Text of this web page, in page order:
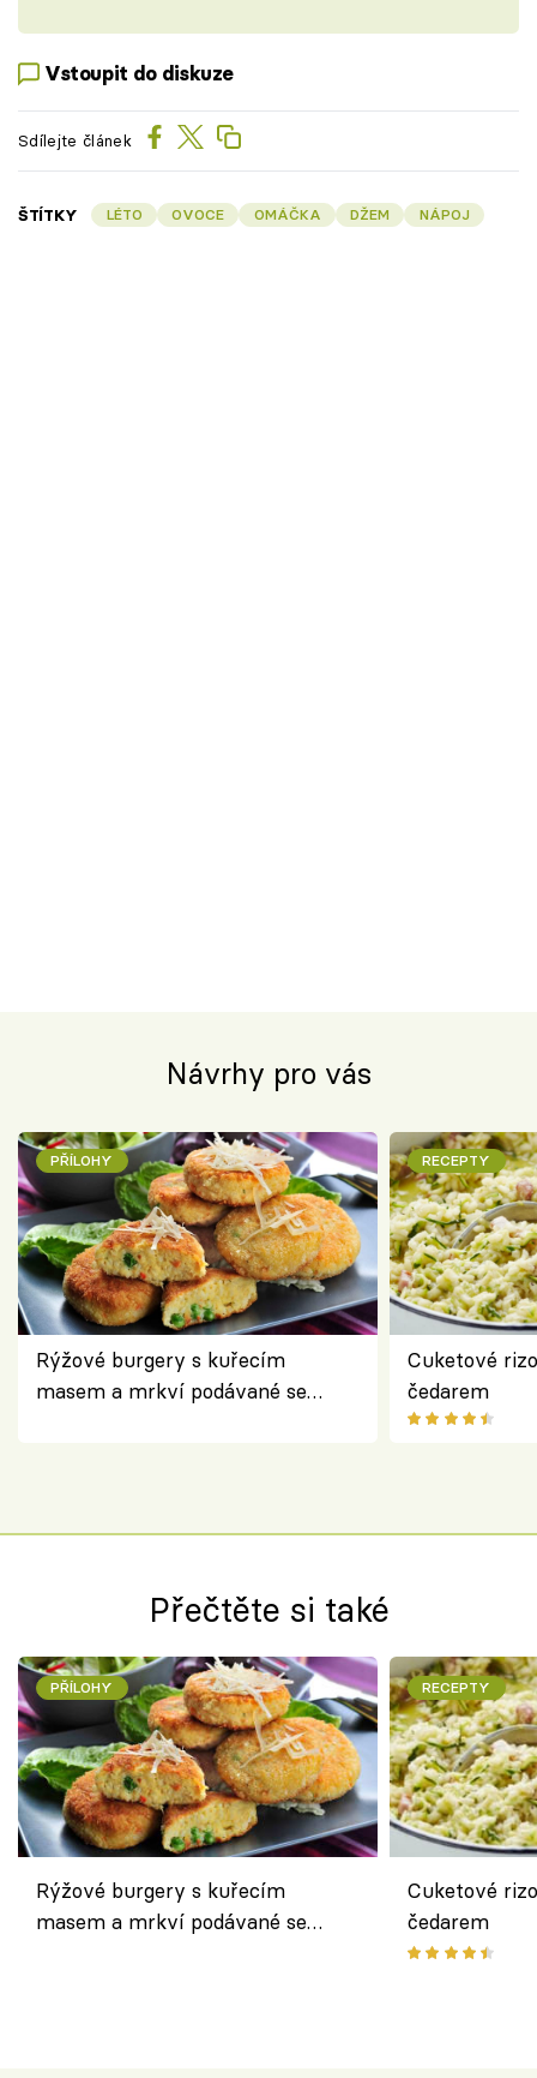
Vstoupit do diskuze
Sdílejte článek
ŠTÍTKY LÉTO OVOCE OMÁČKA DŽEM NÁPOJ
Návrhy pro vás
PŘÍLOHY
Rýžové burgery s kuřecím
masem a mrkví podávané se
RECEPTY
Cuketové
čedarem
Přečtěte si také
PŘÍLOHY
Rýžové burgery s kuřecím
masem a mrkví podávané se
RECEPTY
Cuketové
čedarem